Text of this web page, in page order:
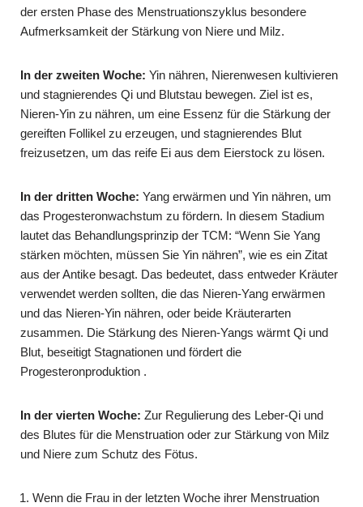
der ersten Phase des Menstruationszyklus besondere
Aufmerksamkeit der Stärkung von Niere und Milz.
In der zweiten Woche: Yin nähren, Nierenwesen kultivieren
und stagnierendes Qi und Blutstau bewegen. Ziel ist es,
Nieren-Yin zu nähren, um eine Essenz für die Stärkung der
gereiften Follikel zu erzeugen, und stagnierendes Blut
freizusetzen, um das reife Ei aus dem Eierstock zu lösen.
In der dritten Woche: Yang erwärmen und Yin nähren, um
das Progesteronwachstum zu fördern. In diesem Stadium
lautet das Behandlungsprinzip der TCM: “Wenn Sie Yang
stärken möchten, müssen Sie Yin nähren”, wie es ein Zitat
aus der Antike besagt. Das bedeutet, dass entweder Kräuter
verwendet werden sollten, die das Nieren-Yang erwärmen
und das Nieren-Yin nähren, oder beide Kräuterarten
zusammen. Die Stärkung des Nieren-Yangs wärmt Qi und
Blut, beseitigt Stagnationen und fördert die
Progesteronproduktion .
In der vierten Woche: Zur Regulierung des Leber-Qi und
des Blutes für die Menstruation oder zur Stärkung von Milz
und Niere zum Schutz des Fötus.
Wenn die Frau in der letzten Woche ihrer Menstruation